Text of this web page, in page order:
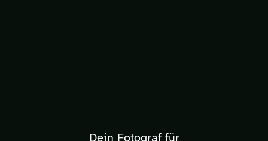
Dein Fotograf für